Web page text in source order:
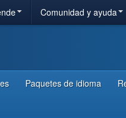
Comunidad y ayuda
Paquetes de idioma